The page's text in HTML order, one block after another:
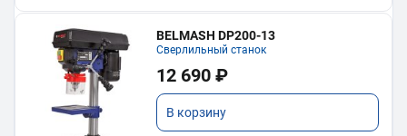
BELMASH DP200-13
Сверлильный станок
12 690 ₽
В корзину